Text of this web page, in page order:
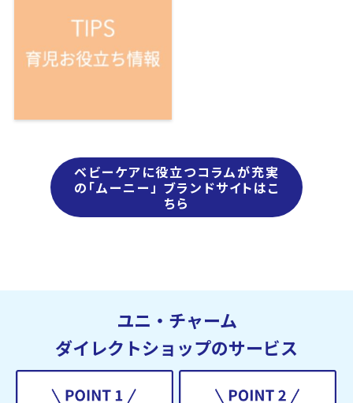
ベビーケアに役立つコラムが充実
の「ムーニー」 ブランドサイトはこ
ちら
ユニ・チャーム
ダイレクトショップのサービス